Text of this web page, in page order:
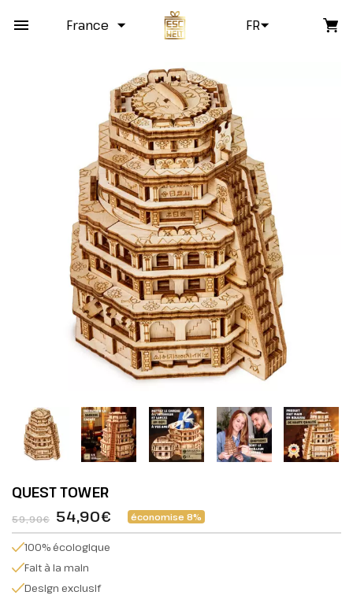
France FR
QUEST TOWER
59,90€ 54,90€ économise 8%
100% écologique
Fait à la main
Design exclusif